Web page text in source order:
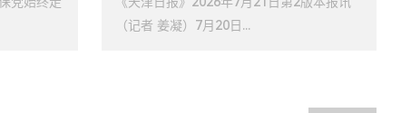
（记者 姜凝）7月20日...